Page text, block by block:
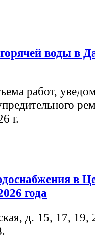
воды в
работ,
г.
в
года
д. 15, 17, 19,